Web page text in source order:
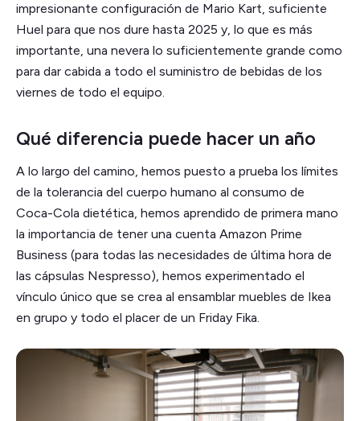
impresionante configuración de Mario Kart, suficiente
Huel para que nos dure hasta 2025 y, lo que es más
importante, una nevera lo suficientemente grande como
para dar cabida a todo el suministro de bebidas de los
viernes de todo el equipo.
Qué diferencia puede hacer un año
A lo largo del camino, hemos puesto a prueba los límites
de la tolerancia del cuerpo humano al consumo de
Coca-Cola dietética, hemos aprendido de primera mano
la importancia de tener una cuenta Amazon Prime
Business (para todas las necesidades de última hora de
las cápsulas Nespresso), hemos experimentado el
vínculo único que se crea al ensamblar muebles de Ikea
en grupo y todo el placer de un Friday Fika.